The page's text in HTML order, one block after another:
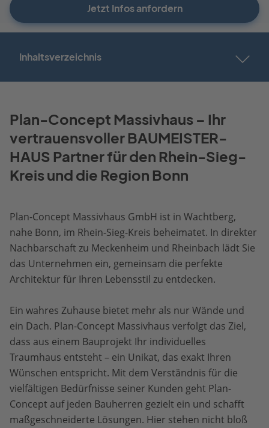
Jetzt Infos anfordern
Inhaltsverzeichnis
Plan-Concept Massivhaus – Ihr
vertrauensvoller BAUMEISTER-
HAUS Partner für den Rhein-Sieg-
Kreis und die Region Bonn
Plan-Concept Massivhaus GmbH ist in Wachtberg,
nahe Bonn, im Rhein-Sieg-Kreis beheimatet. In direkter
Nachbarschaft zu Meckenheim und Rheinbach lädt Sie
das Unternehmen ein, gemeinsam die perfekte
Architektur für Ihren Lebensstil zu entdecken.
Ein wahres Zuhause bietet mehr als nur Wände und
ein Dach. Plan-Concept Massivhaus verfolgt das Ziel,
dass aus einem Bauprojekt Ihr individuelles
Traumhaus entsteht – ein Unikat, das exakt Ihren
Wünschen entspricht. Mit dem Verständnis für die
vielfältigen Bedürfnisse seiner Kunden geht Plan-
Concept auf jeden Bauherren gezielt ein und schafft
maßgeschneiderte Lösungen. Hier stehen nicht bloß